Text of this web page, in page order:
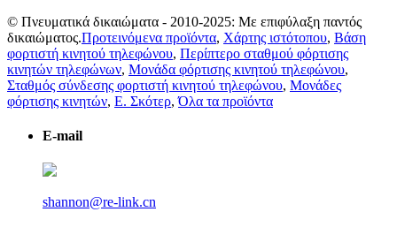
© Πνευματικά δικαιώματα - 2010-2025: Με επιφύλαξη παντός
δικαιώματος.Προτεινόμενα προϊόντα, Χάρτης ιστότοπου, Βάση
φορτιστή κινητού τηλεφώνου, Περίπτερο σταθμού φόρτισης
κινητών τηλεφώνων, Μονάδα φόρτισης κινητού τηλεφώνου,
Σταθμός σύνδεσης φορτιστή κινητού τηλεφώνου, Μονάδες
φόρτισης κινητών, Ε. Σκότερ,Όλα τα προϊόντα
E-mail
shannon@re-link.cn